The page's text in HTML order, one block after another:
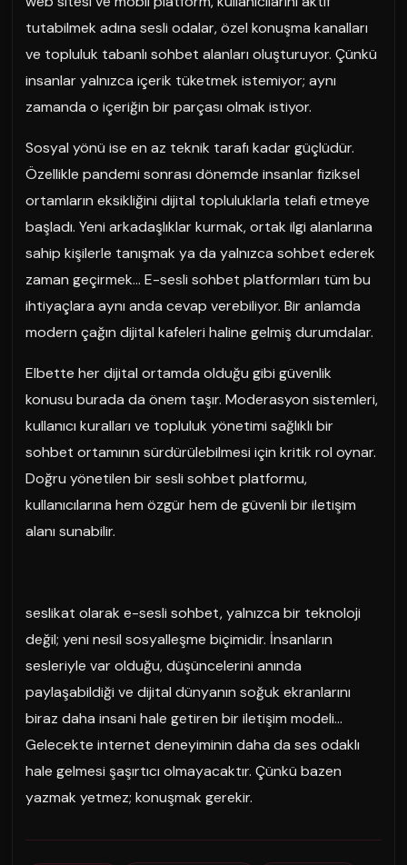
tutabilmek adına sesli odalar, özel konuşma kanalları
ve topluluk tabanlı sohbet alanları oluşturuyor. Çünkü
insanlar yalnızca içerik tüketmek istemiyor; aynı
zamanda o içeriğin bir parçası olmak istiyor.
Sosyal yönü ise en az teknik tarafı kadar güçlüdür.
Özellikle pandemi sonrası dönemde insanlar fiziksel
ortamların eksikliğini dijital topluluklarla telafi etmeye
başladı. Yeni arkadaşlıklar kurmak, ortak ilgi alanlarına
sahip kişilerle tanışmak ya da yalnızca sohbet ederek
zaman geçirmek… E-sesli sohbet platformları tüm bu
ihtiyaçlara aynı anda cevap verebiliyor. Bir anlamda
modern çağın dijital kafeleri haline gelmiş durumdalar.
Elbette her dijital ortamda olduğu gibi güvenlik
konusu burada da önem taşır. Moderasyon sistemleri,
kullanıcı kuralları ve topluluk yönetimi sağlıklı bir
sohbet ortamının sürdürülebilmesi için kritik rol oynar.
Doğru yönetilen bir sesli sohbet platformu,
kullanıcılarına hem özgür hem de güvenli bir iletişim
alanı sunabilir.
seslikat olarak e-sesli sohbet, yalnızca bir teknoloji
değil; yeni nesil sosyalleşme biçimidir. İnsanların
sesleriyle var olduğu, düşüncelerini anında
paylaşabildiği ve dijital dünyanın soğuk ekranlarını
biraz daha insani hale getiren bir iletişim modeli…
Gelecekte internet deneyiminin daha da ses odaklı
hale gelmesi şaşırtıcı olmayacaktır. Çünkü bazen
yazmak yetmez; konuşmak gerekir.